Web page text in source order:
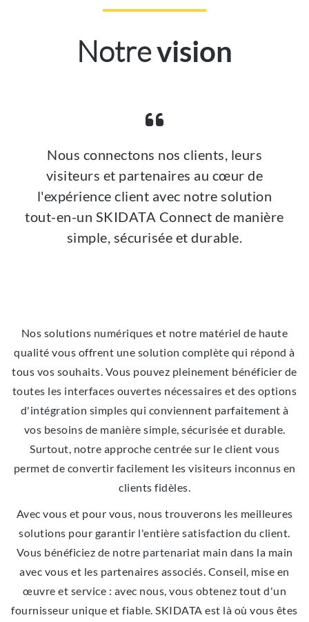
Notrevision
Nous connectons nos clients, leurs
visiteurs et partenaires au cœur de
l'expérience client avec notre solution
tout-en-un SKIDATA Connect de manière
simple, sécurisée et durable.
Nos solutions numériques et notre matériel de haute
qualité vous offrent une solution complète qui répond à
tous vos souhaits. Vous pouvez pleinement bénéficier de
toutes les interfaces ouvertes nécessaires et des options
d'intégration simples qui conviennent parfaitement à
vos besoins de manière simple, sécurisée et durable.
Surtout, notre approche centrée sur le client vous
permet de convertir facilement les visiteurs inconnus en
clients fidèles.
Avec vous et pour vous, nous trouverons les meilleures
solutions pour garantir l'entière satisfaction du client.
Vous bénéficiez de notre partenariat main dans la main
avec vous et les partenaires associés. Conseil, mise en
œuvre et service : avec nous, vous obtenez tout d'un
fournisseur unique et fiable. SKIDATA est là où vous êtes